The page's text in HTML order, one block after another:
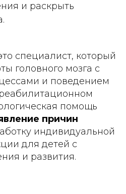
и раскрыть
специалист, который
головного мозга с
и поведением
помощь
причин
индивидуальной
для детей с
и развития.